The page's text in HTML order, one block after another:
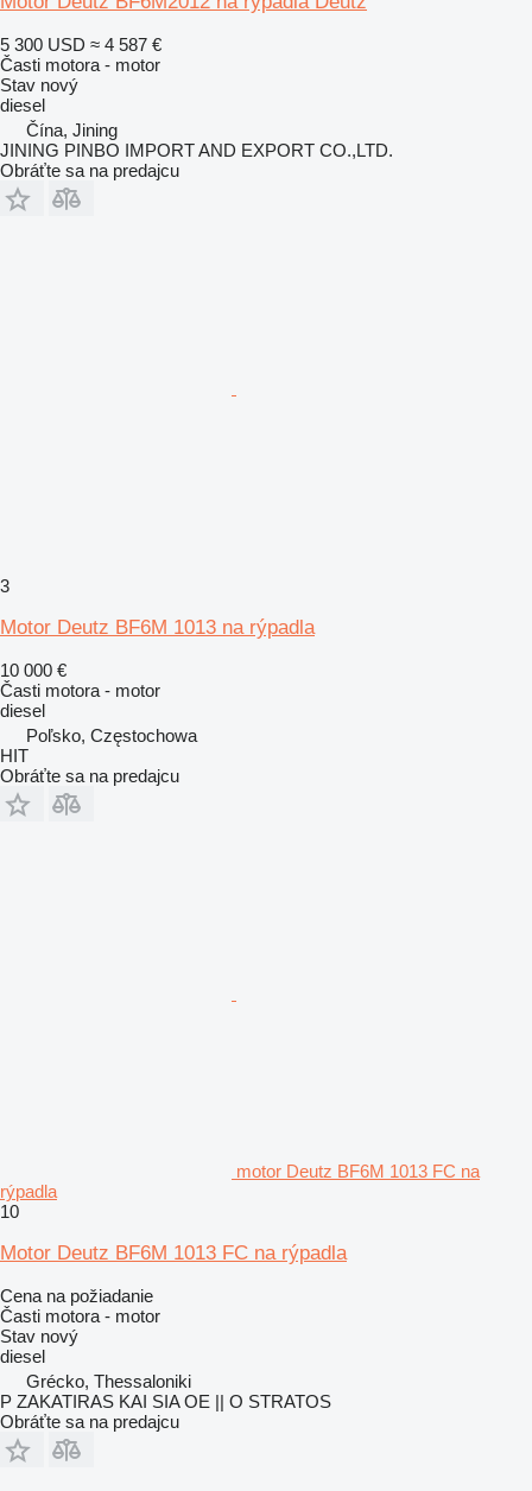
5 300 USD ≈ 4 587 €
Časti motora - motor
Stav nový
diesel
Čína, Jining
JINING PINBO IMPORT AND EXPORT CO.,LTD.
Obráťte sa na predajcu
3
Motor Deutz BF6M 1013 na rýpadla
10 000 €
Časti motora - motor
diesel
Poľsko, Częstochowa
HIT
Obráťte sa na predajcu
motor Deutz BF6M 1013 FC na
rýpadla
10
Motor Deutz BF6M 1013 FC na rýpadla
Cena na požiadanie
Časti motora - motor
Stav nový
diesel
Grécko, Thessaloniki
P ZAKATIRAS KAI SIA OE || O STRATOS
Obráťte sa na predajcu